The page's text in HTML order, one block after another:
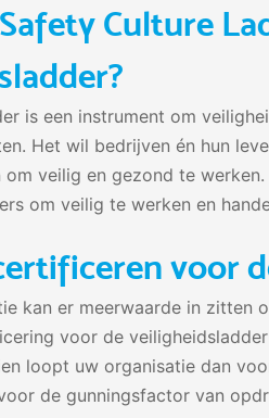
Culture
is een instrument om
Het wil bedrijven én hun
om veilig en gezond te
om veilig te werken en
voor
kan er meerwaarde in zitten
voor de
loopt uw organisatie dan
de gunningsfactor van